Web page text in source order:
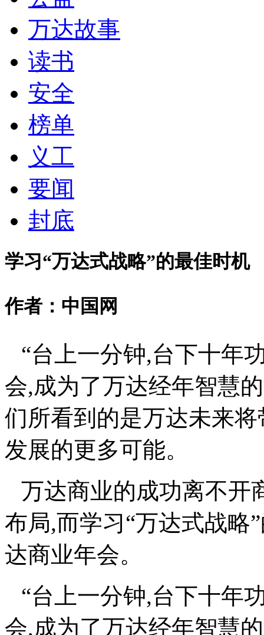
万达故事
读书
安全
榜单
义工
要闻
封底
学习 “万达式战略”的最佳时机
作者：中国网
“台上一分钟,台下十年
会,成为了万达经年智慧
们所看到的是万达未来
发展的更多可能。
万达商业的成功离不开
布局,而学习“万达式战略”
达商业年会。
“台上一分钟,台下十年
会,成为了万达经年智慧